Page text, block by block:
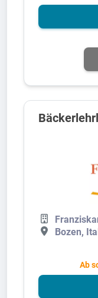
Bozen,
Ab